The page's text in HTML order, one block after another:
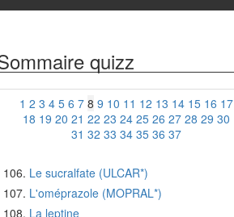
quizz
1 2 3 4 5 6 7 8 9 10 11 12 13 14 15 16 17
18 19 20 21 22 23 24 25 26 27 28 29 30
31 32 33 34 35 36 37
Le sucralfate (ULCAR*)
L'oméprazole (MOPRAL*)
La leptine